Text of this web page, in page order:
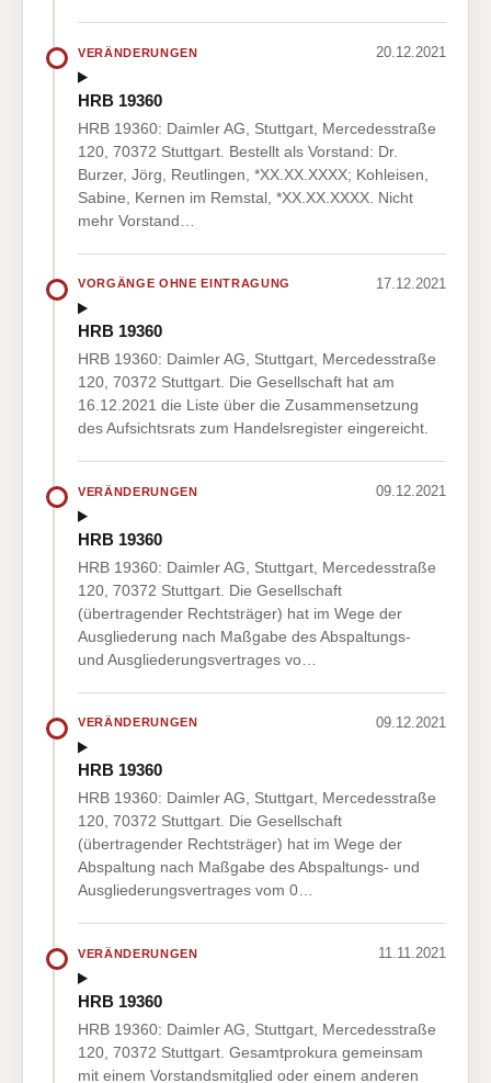
VERÄNDERUNGEN 20.12.2021
HRB 19360
HRB 19360: Daimler AG, Stuttgart, Mercedesstraße
120, 70372 Stuttgart. Bestellt als Vorstand: Dr.
Burzer, Jörg, Reutlingen, *XX.XX.XXXX; Kohleisen,
Sabine, Kernen im Remstal, *XX.XX.XXXX. Nicht
mehr Vorstand…
VORGÄNGE OHNE EINTRAGUNG 17.12.2021
HRB 19360
HRB 19360: Daimler AG, Stuttgart, Mercedesstraße
120, 70372 Stuttgart. Die Gesellschaft hat am
16.12.2021 die Liste über die Zusammensetzung
des Aufsichtsrats zum Handelsregister eingereicht.
VERÄNDERUNGEN 09.12.2021
HRB 19360
HRB 19360: Daimler AG, Stuttgart, Mercedesstraße
120, 70372 Stuttgart. Die Gesellschaft
(übertragender Rechtsträger) hat im Wege der
Ausgliederung nach Maßgabe des Abspaltungs-
und Ausgliederungsvertrages vo…
VERÄNDERUNGEN 09.12.2021
HRB 19360
HRB 19360: Daimler AG, Stuttgart, Mercedesstraße
120, 70372 Stuttgart. Die Gesellschaft
(übertragender Rechtsträger) hat im Wege der
Abspaltung nach Maßgabe des Abspaltungs- und
Ausgliederungsvertrages vom 0…
VERÄNDERUNGEN 11.11.2021
HRB 19360
HRB 19360: Daimler AG, Stuttgart, Mercedesstraße
120, 70372 Stuttgart. Gesamtprokura gemeinsam
mit einem Vorstandsmitglied oder einem anderen